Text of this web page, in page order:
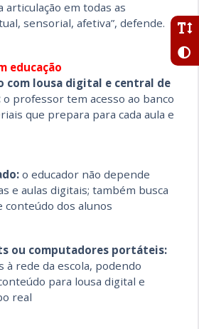
articulação em todas as
sensorial, afetiva”, defende.
educação
com lousa digital e central de
o professor tem acesso ao banco
que prepara para cada aula e
o educador não depende
e aulas digitais; também busca
conteúdo dos alunos
ou computadores portáteis:
à rede da escola, podendo
para lousa digital e
real